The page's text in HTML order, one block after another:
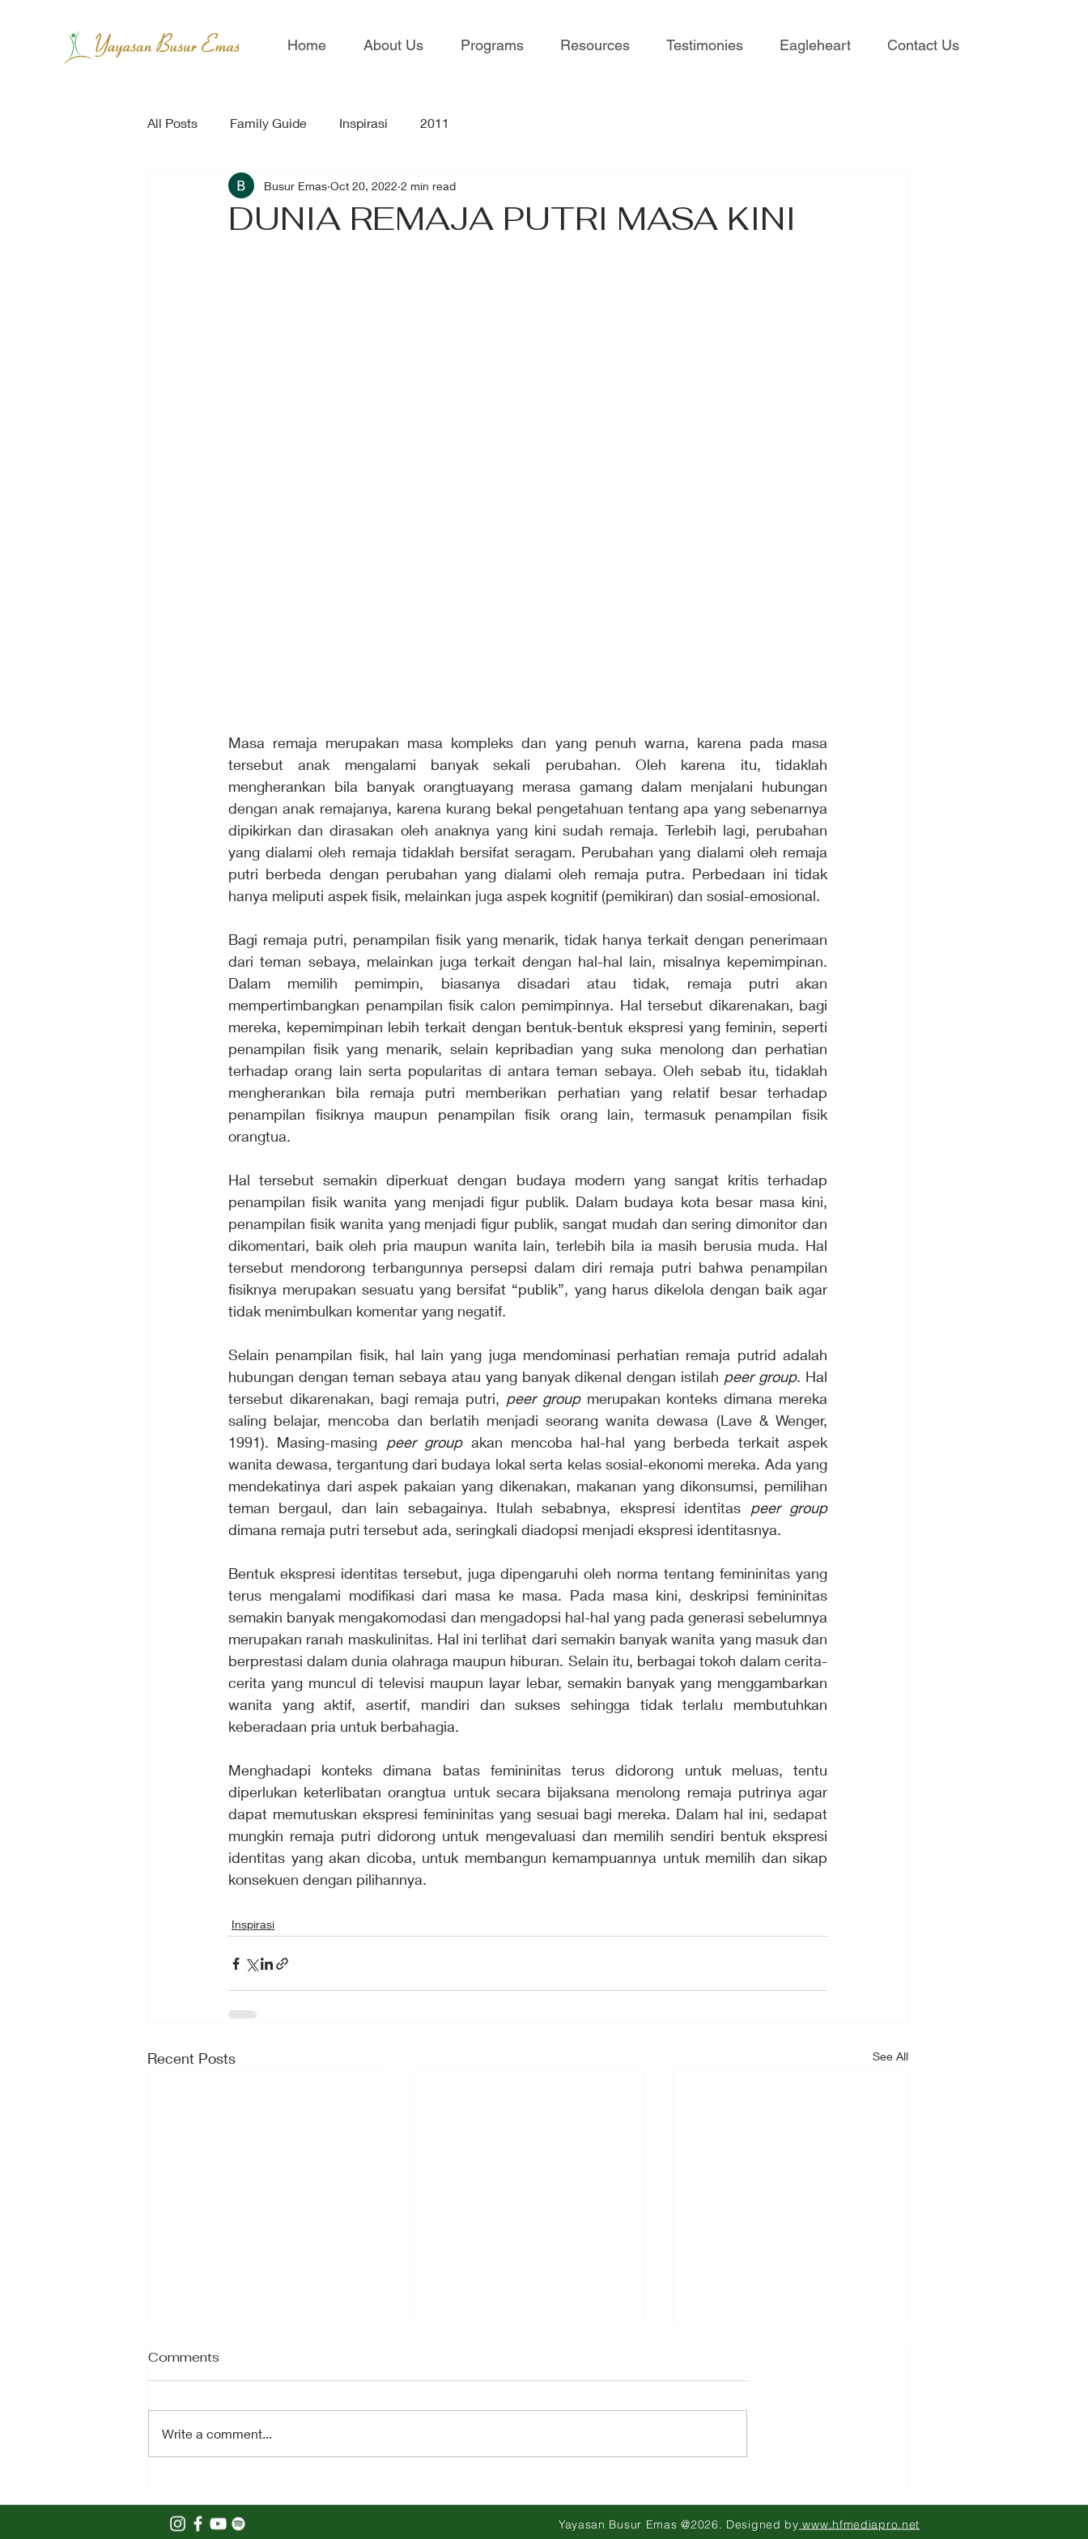
Home About Us Programs Resources Testimonies Eagleheart Contact Us
All Posts Family Guide Inspirasi 2011
DUNIA REMAJA PUTRI MASA KINI
Busur Emas Oct 20, 2022 2 min read
Masa remaja merupakan masa kompleks dan yang penuh warna, karena pada masa
tersebut anak mengalami banyak sekali perubahan. Oleh karena itu, tidaklah
mengherankan bila banyak orangtuayang merasa gamang dalam menjalani hubungan
dengan anak remajanya, karena kurang bekal pengetahuan tentang apa yang sebenarnya
dipikirkan dan dirasakan oleh anaknya yang kini sudah remaja. Terlebih lagi, perubahan
yang dialami oleh remaja tidaklah bersifat seragam. Perubahan yang dialami oleh remaja
putri berbeda dengan perubahan yang dialami oleh remaja putra. Perbedaan ini tidak
hanya meliputi aspek fisik, melainkan juga aspek kognitif (pemikiran) dan sosial-emosional.
Bagi remaja putri, penampilan fisik yang menarik, tidak hanya terkait dengan penerimaan
dari teman sebaya, melainkan juga terkait dengan hal-hal lain, misalnya kepemimpinan.
Dalam memilih pemimpin, biasanya disadari atau tidak, remaja putri akan
mempertimbangkan penampilan fisik calon pemimpinnya. Hal tersebut dikarenakan, bagi
mereka, kepemimpinan lebih terkait dengan bentuk-bentuk ekspresi yang feminin, seperti
penampilan fisik yang menarik, selain kepribadian yang suka menolong dan perhatian
terhadap orang lain serta popularitas di antara teman sebaya. Oleh sebab itu, tidaklah
mengherankan bila remaja putri memberikan perhatian yang relatif besar terhadap
penampilan fisiknya maupun penampilan fisik orang lain, termasuk penampilan fisik
orangtua.
Hal tersebut semakin diperkuat dengan budaya modern yang sangat kritis terhadap
penampilan fisik wanita yang menjadi figur publik. Dalam budaya kota besar masa kini,
penampilan fisik wanita yang menjadi figur publik, sangat mudah dan sering dimonitor dan
dikomentari, baik oleh pria maupun wanita lain, terlebih bila ia masih berusia muda. Hal
tersebut mendorong terbangunnya persepsi dalam diri remaja putri bahwa penampilan
fisiknya merupakan sesuatu yang bersifat “publik”, yang harus dikelola dengan baik agar
tidak menimbulkan komentar yang negatif.
Selain penampilan fisik, hal lain yang juga mendominasi perhatian remaja putrid adalah
hubungan dengan teman sebaya atau yang banyak dikenal dengan istilah peer group. Hal
tersebut dikarenakan, bagi remaja putri, peer group merupakan konteks dimana mereka
saling belajar, mencoba dan berlatih menjadi seorang wanita dewasa (Lave & Wenger,
1991). Masing-masing peer group akan mencoba hal-hal yang berbeda terkait aspek
wanita dewasa, tergantung dari budaya lokal serta kelas sosial-ekonomi mereka. Ada yang
mendekatinya dari aspek pakaian yang dikenakan, makanan yang dikonsumsi, pemilihan
teman bergaul, dan lain sebagainya. Itulah sebabnya, ekspresi identitas peer group
dimana remaja putri tersebut ada, seringkali diadopsi menjadi ekspresi identitasnya.
Bentuk ekspresi identitas tersebut, juga dipengaruhi oleh norma tentang femininitas yang
terus mengalami modifikasi dari masa ke masa. Pada masa kini, deskripsi femininitas
semakin banyak mengakomodasi dan mengadopsi hal-hal yang pada generasi sebelumnya
merupakan ranah maskulinitas. Hal ini terlihat dari semakin banyak wanita yang masuk dan
berprestasi dalam dunia olahraga maupun hiburan. Selain itu, berbagai tokoh dalam cerita-
cerita yang muncul di televisi maupun layar lebar, semakin banyak yang menggambarkan
wanita yang aktif, asertif, mandiri dan sukses sehingga tidak terlalu membutuhkan
keberadaan pria untuk berbahagia.
Menghadapi konteks dimana batas femininitas terus didorong untuk meluas, tentu
diperlukan keterlibatan orangtua untuk secara bijaksana menolong remaja putrinya agar
dapat memutuskan ekspresi femininitas yang sesuai bagi mereka. Dalam hal ini, sedapat
mungkin remaja putri didorong untuk mengevaluasi dan memilih sendiri bentuk ekspresi
identitas yang akan dicoba, untuk membangun kemampuannya untuk memilih dan sikap
konsekuen dengan pilihannya.
Inspirasi
Recent Posts See All
PERILAKU BERMASALAH
ANAK?
PERKEMBANGAN ANAK
BERKATA PADA ANAK
Comments
Write a comment...
Yayasan Busur Emas @2026. Designed by www.hfmediapro.net